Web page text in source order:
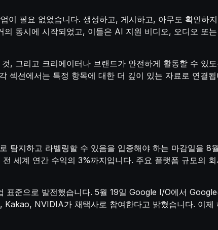
필요 없었습니다. 생성하고, 게시하고, 아무도 확인하
동시에 시작되었고, 이들은 AI 지원 비디오, 오디오 또
, 그리고 크리에이터나 브랜드가 안전하게 활동할 수 있
섹션에서는 특정 항목에 대한 더 깊이 있는 자료로 연결됩
지하고 라벨링할 수 있음을 입증해야 하는 마감일을 8
세계 연간 수익의 3%까지입니다. 주요 플랫폼 규모의
준으로 발전했습니다. 5월 19일 Google I/O에서
NVIDIA가 채택사로 참여한다고 밝혔습니다. 이제